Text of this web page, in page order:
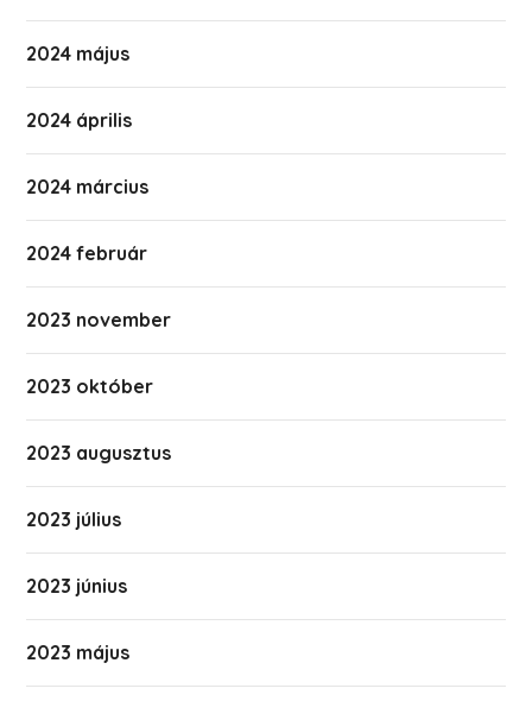
2024 május
2024 április
2024 március
2024 február
2023 november
2023 október
2023 augusztus
2023 július
2023 június
2023 május